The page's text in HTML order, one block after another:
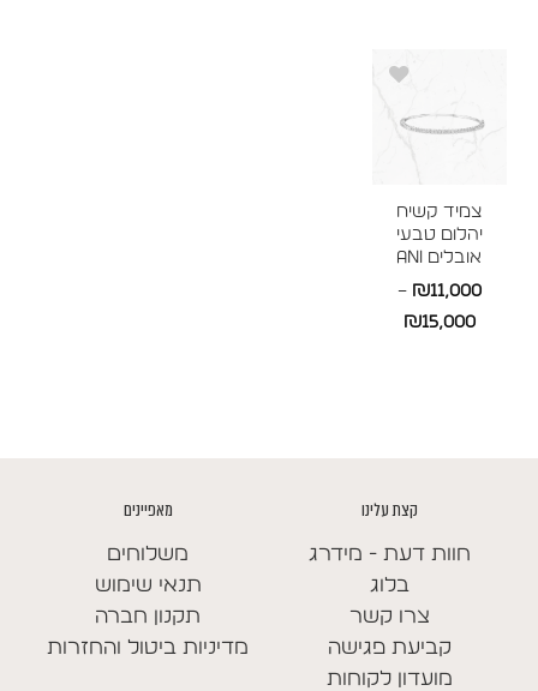
צמיד קשיח
יהלום טבעי
אובלים ANI
₪11,000
–
₪15,000
קצת עלינו
חוות דעת - מידרג
בלוג
צרו קשר
קביעת פגישה
מועדון לקוחות
מאפיינים
משלוחים
תנאי שימוש
תקנון חברה
מדיניות ביטול והחזרות